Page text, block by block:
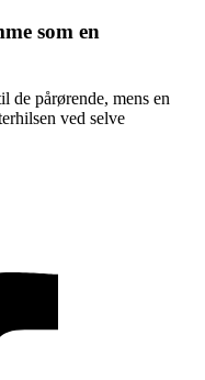
som en
de pårørende, mens en
ved selve